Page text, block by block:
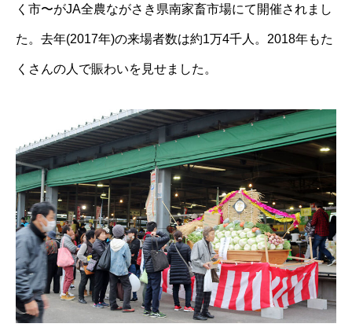
く市〜がJA全農ながさき県南家畜市場にて開催されまし
た。去年(2017年)の来場者数は約1万4千人。2018年もた
くさんの人で賑わいを見せました。